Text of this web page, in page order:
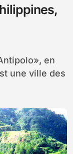
une ville des